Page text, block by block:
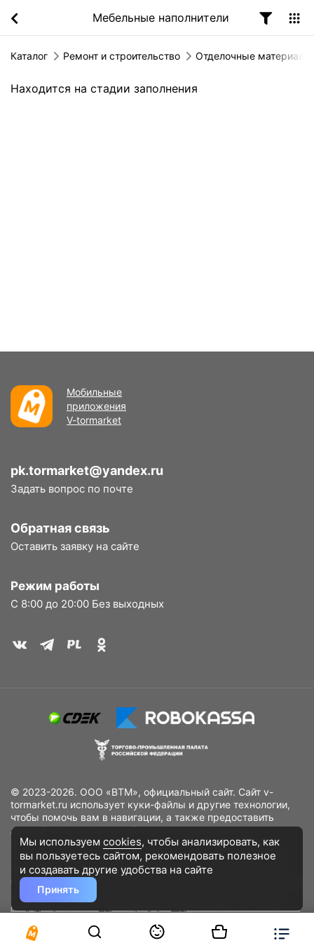
Мебельные наполнители
Каталог Ремонт и строительство Отделочные материалы
Находится на стадии заполнения
Мобильные
приложения
V-tormarket
pk.tormarket@yandex.ru
Задать вопрос по почте
Обратная связь
Оставить заявку на сайте
Режим работы
С 8:00 до 20:00 Без выходных
© 2023-2026. ООО «ВТМ», официальный сайт. Сайт v-
tormarket.ru использует куки-файлы и другие технологии,
чтобы помочь вам в навигации, а также предоставить
лучший пользовательский опыт, анализировать
использование наших продуктов и услуг, повысить
качество рекламных и маркетинговых активностей. Если
Вы не хотите, чтобы Ваши пользовательские данные
обрабатывались, пожалуйста, ограничьте их использование
в своём браузере.
конфиденциальности
Разработано DST Global
Мы используем cookies, чтобы анализировать, как
вы пользуетесь сайтом, рекомендовать полезное
и создавать другие удобства на сайте
Принять